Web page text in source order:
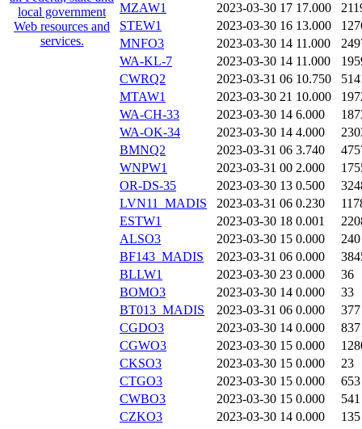
MZAW1
2023-03-30 17 17.000
STEW1
2023-03-30 16 13.000
MNFO3
2023-03-30 14 11.000
WA-KL-7
2023-03-30 14 11.000
CWRQ2
2023-03-31 06 10.750
MTAW1
2023-03-30 21 10.000
WA-CH-33
2023-03-30 14 6.000
WA-OK-34
2023-03-30 14 4.000
BMNQ2
2023-03-31 06 3.740
WNPW1
2023-03-31 00 2.000
OR-DS-35
2023-03-30 13 0.500
LVN11_MADIS
2023-03-31 06 0.230
ESTW1
2023-03-30 18 0.001
ALSO3
2023-03-30 15 0.000
240
BF143_MADIS
2023-03-31 06 0.000
BLLW1
2023-03-30 23 0.000
36
BOMO3
2023-03-30 14 0.000
33
BT013_MADIS
2023-03-31 06 0.000
377
CGDO3
2023-03-30 14 0.000
837
CGWO3
2023-03-30 15 0.000
CKSO3
2023-03-30 15 0.000
23
CTGO3
2023-03-30 15 0.000
653
CWBO3
2023-03-30 15 0.000
541
CZKO3
2023-03-30 14 0.000
135